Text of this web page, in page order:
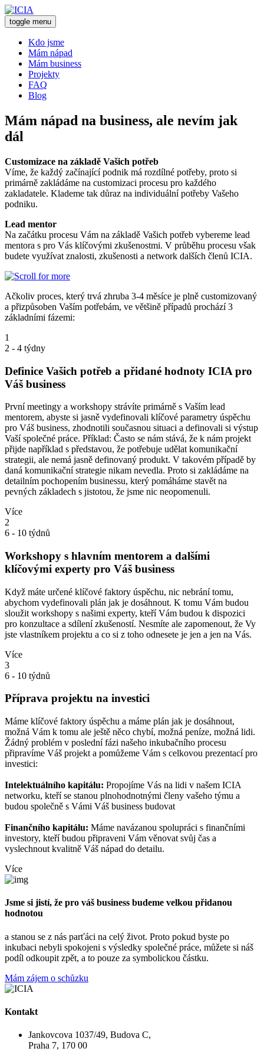
toggle menu
Kdo jsme
Mám nápad
Mám business
Projekty
FAQ
Blog
Mám nápad na business, ale nevím jak
dál
Customizace na základě Vašich potřeb
Víme, že každý začínající podnik má rozdílné potřeby, proto si
primárně zakládáme na customizaci procesu pro každého
zakladatele. Klademe tak důraz na individuální potřeby Vašeho
podniku.
Lead mentor
Na začátku procesu Vám na základě Vašich potřeb vybereme lead
mentora s pro Vás klíčovými zkušenostmi. V průběhu procesu však
budete využívat znalosti, zkušenosti a network dalších členů ICIA.
Ačkoliv proces, který trvá zhruba 3-4 měsíce je plně customizovaný
a přizpůsoben Vaším potřebám, ve většině případů prochází 3
základními fázemi:
1
2 - 4 týdny
Definice Vašich potřeb a přidané hodnoty ICIA pro
Váš business
První meetingy a workshopy strávíte primárně s Vaším lead
mentorem, abyste si jasně vydefinovali klíčové parametry úspěchu
pro Váš business, zhodnotili současnou situaci a definovali si výstup
Vaší společné práce. Příklad: Často se nám stává, že k nám projekt
přijde například s představou, že potřebuje udělat komunikační
strategii, ale nemá jasně definovaný produkt. V takovém případě by
daná komunikační strategie nikam nevedla. Proto si zakládáme na
detailním pochopením businessu, který pomáháme stavět na
pevných základech s jistotou, že jsme nic neopomenuli.
Více
2
6 - 10 týdnů
Workshopy s hlavním mentorem a dalšími
klíčovými experty pro Váš business
Když máte určené klíčové faktory úspěchu, nic nebrání tomu,
abychom vydefinovali plán jak je dosáhnout. K tomu Vám budou
sloužit workshopy s našimi experty, kteří Vám budou k dispozici
pro konzultace a sdílení zkušeností. Nesmíte ale zapomenout, že Vy
jste vlastníkem projektu a co si z toho odnesete je jen a jen na Vás.
Více
3
6 - 10 týdnů
Příprava projektu na investici
Máme klíčové faktory úspěchu a máme plán jak je dosáhnout,
možná Vám k tomu ale ještě něco chybí, možná peníze, možná lidi.
Žádný problém v poslední fázi našeho inkubačního procesu
připravíme Váš projekt a pomůžeme Vám s celkovou prezentací pro
investici:
Intelektuálního kapitálu: Propojíme Vás na lidi v našem ICIA
networku, kteří se stanou plnohodnotnými členy vašeho týmu a
budou společně s Vámi Váš business budovat
Finančního kapitálu: Máme navázanou spolupráci s finančními
investory, kteří budou připraveni Vám věnovat svůj čas a
vyslechnout kvalitně Váš nápad do detailu.
Více
Jsme si jistí, že pro váš business budeme velkou přidanou
hodnotou
a stanou se z nás parťáci na celý život. Proto pokud byste po
inkubaci nebyli spokojeni s výsledky společné práce, můžete si náš
podíl odkoupit zpět, a to pouze za symbolickou částku.
Mám zájem o schůzku
Kontakt
Jankovcova 1037/49, Budova C,
Praha 7, 170 00